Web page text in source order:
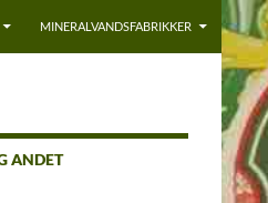
MINERALVANDSFABRIKKER
ANDET